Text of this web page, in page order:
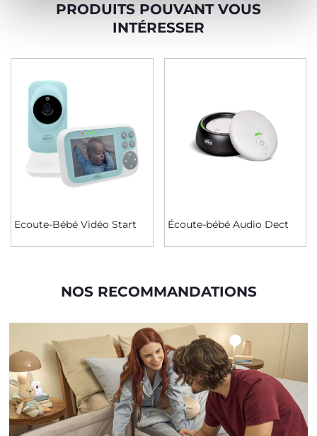
PRODUITS POUVANT VOUS
INTÉRESSER
Ecoute-Bébé Vidéo Start Écoute-bébé Audio Dect
NOS RECOMMANDATIONS